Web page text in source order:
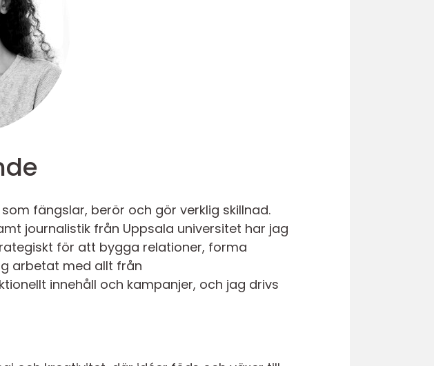
fängslar, berör och gör verklig skillnad.
journalistik från Uppsala universitet har jag
för att bygga relationer, forma
arbetat med allt från
innehåll och kampanjer, och jag drivs